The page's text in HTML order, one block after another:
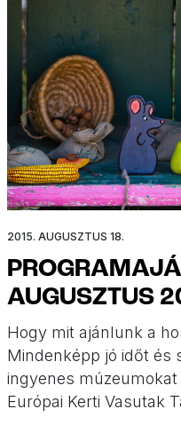
2015. AUGUSZTUS 18.
AUGUSZTUS
Hogy mit ajánlunk a
Mindenképp jó időt és
ingyenes
Európai Kerti Vasutak